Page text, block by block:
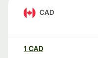
CAD
1 CAD